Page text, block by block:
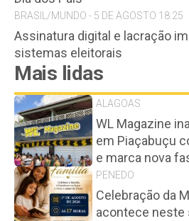
BRASIL/MUNDO - 5 DE AGOSTO 18:25
Assinatura digital e lacração
sistemas eleitorais
Mais lidas
ALAGOAS
WL Magazine
em Piaçabuçu
e marca nova
PENEDO
Celebração da
acontece neste